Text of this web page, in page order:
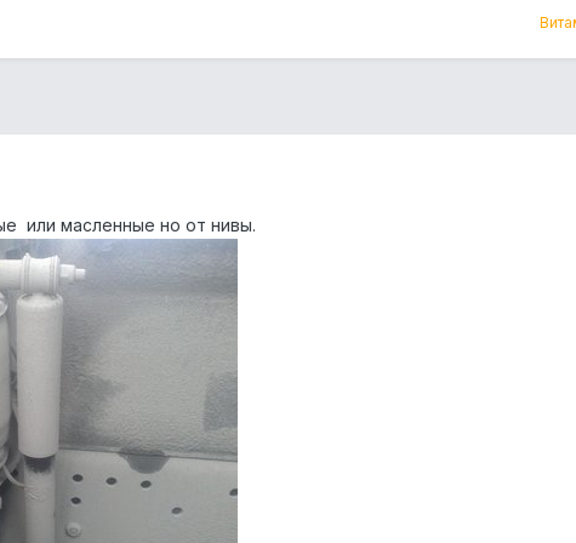
или масленные но от нивы.